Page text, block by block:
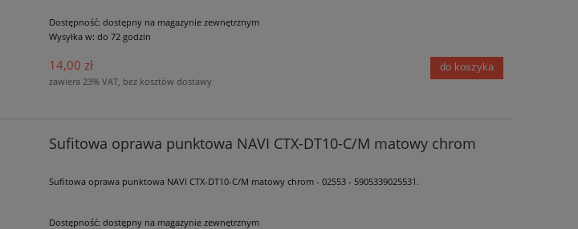
Dostępność: dostępny na magazynie zewnętrznym
Wysyłka w: do 72 godzin
14,00 zł
zawiera 23% VAT, bez kosztów dostawy
do koszyka
Sufitowa oprawa punktowa NAVI CTX-DT10-C/M matowy chrom
Sufitowa oprawa punktowa NAVI CTX-DT10-C/M matowy chrom - 02553 - 5905339025531.
Dostępność: dostępny na magazynie zewnętrznym